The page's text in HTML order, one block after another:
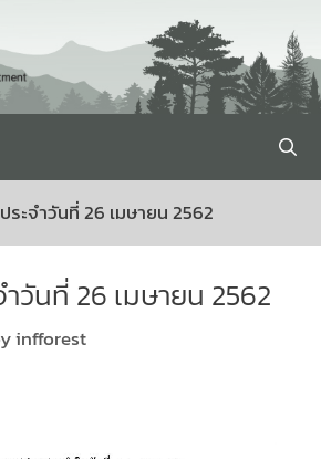
ระจำวันที่ 26 เมษายน 2562
วันที่ 26 เมษายน 2562
infforest